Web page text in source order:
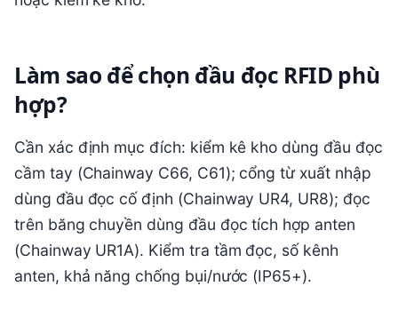
Làm sao để chọn đầu đọc RFID phù
hợp?
Cần xác định mục đích: kiểm kê kho dùng đầu đọc
cầm tay (Chainway C66, C61); cổng từ xuất nhập
dùng đầu đọc cố định (Chainway UR4, UR8); đọc
trên băng chuyền dùng đầu đọc tích hợp anten
(Chainway UR1A). Kiểm tra tầm đọc, số kênh
anten, khả năng chống bụi/nước (IP65+).